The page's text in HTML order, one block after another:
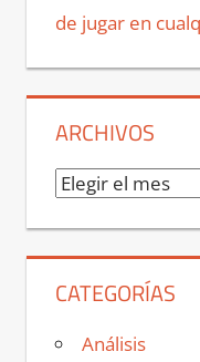
de jugar en
ARCHIVOS
Archivos
CATEGORÍAS
Análisis